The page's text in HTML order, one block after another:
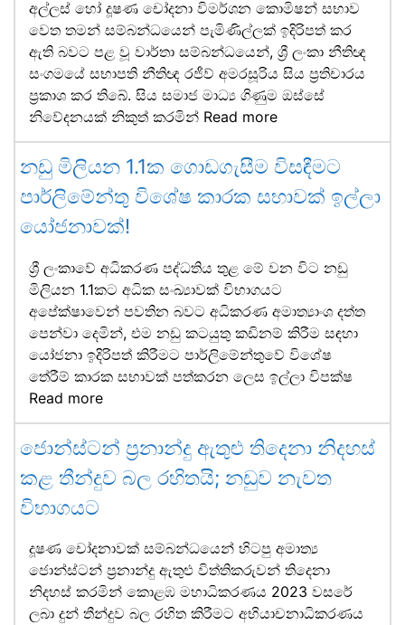
අල්ලස් හෝ දූෂණ චෝදනා විමර්ශන කොමිෂන් සභාව
වෙත තමන් සම්බන්ධයෙන් පැමිණිල්ලක් ඉදිරිපත් කර
ඇති බවට පළ වූ වාර්තා සම්බන්ධයෙන්, ශ්‍රී ලංකා නීතිඥ
සංගමයේ සභාපති නීතිඥ රජීව් අමරසූරිය සිය ප්‍රතිචාරය
ප්‍රකාශ කර තිබේ. සිය සමාජ මාධ්‍ය ගිණුම ඔස්සේ
නිවේදනයක් නිකුත් කරමින් Read more
නඩු මිලියන 1.1ක ගොඩගැසීම විසඳීමට
පාර්ලිමේන්තු විශේෂ කාරක සභාවක් ඉල්ලා
යෝජනාවක්!
ශ්‍රී ලංකාවේ අධිකරණ පද්ධතිය තුළ මේ වන විට නඩු
මිලියන 1.1කට අධික සංඛ්‍යාවක් විභාගයට
අපේක්ෂාවෙන් පවතින බවට අධිකරණ අමාත්‍යාංශ දත්ත
පෙන්වා දෙමින්, එම නඩු කටයුතු කඩිනම් කිරීම සඳහා
යෝජනා ඉදිරිපත් කිරීමට පාර්ලිමේන්තුවේ විශේෂ
තේරීම් කාරක සභාවක් පත්කරන ලෙස ඉල්ලා විපක්ෂ
Read more
ජොන්ස්ටන් ප්‍රනාන්දු ඇතුළු තිදෙනා නිදහස්
කළ තීන්දුව බල රහිතයි; නඩුව නැවත
විභාගයට
දූෂණ චෝදනාවක් සම්බන්ධයෙන් හිටපු අමාත්‍ය
ජොන්ස්ටන් ප්‍රනාන්දු ඇතුළු විත්තිකරුවන් තිදෙනා
නිදහස් කරමින් කොළඹ මහාධිකරණය 2023 වසරේ
ලබා දුන් තීන්දුව බල රහිත කිරීමට අභියාචනාධිකරණය